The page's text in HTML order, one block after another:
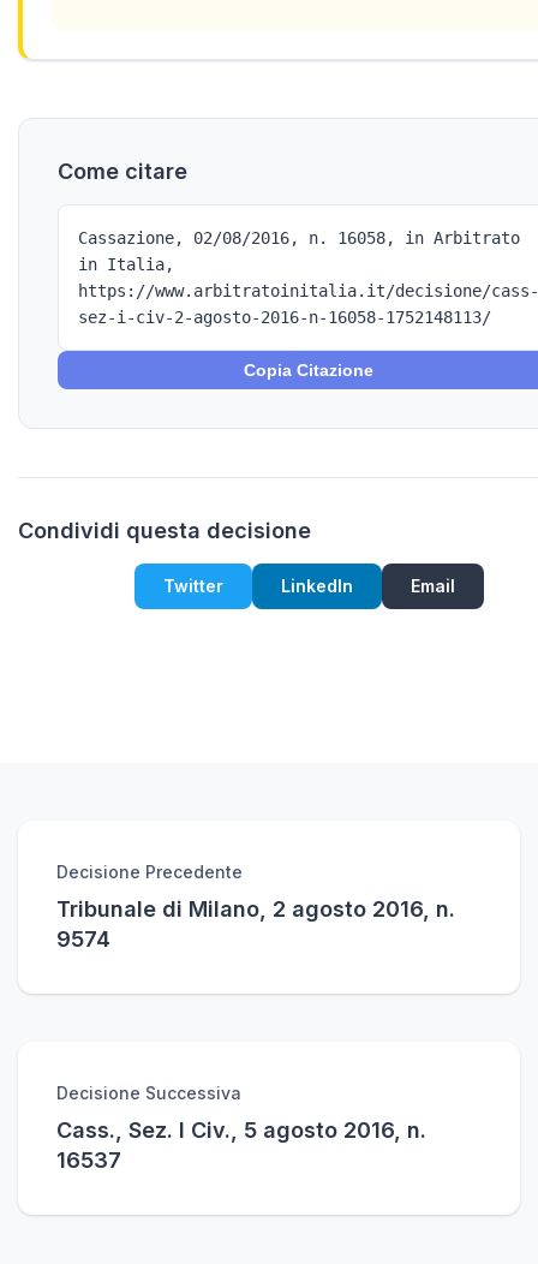
Come citare
Cassazione, 02/08/2016, n. 16058, in Arbitrato
in Italia,
https://www.arbitratoinitalia.it/decisione/cass-
sez-i-civ-2-agosto-2016-n-16058-1752148113/
Copia Citazione
Condividi questa decisione
Twitter LinkedIn Email
Decisione Precedente
Tribunale di Milano, 2 agosto 2016, n.
9574
Decisione Successiva
Cass., Sez. I Civ., 5 agosto 2016, n.
16537